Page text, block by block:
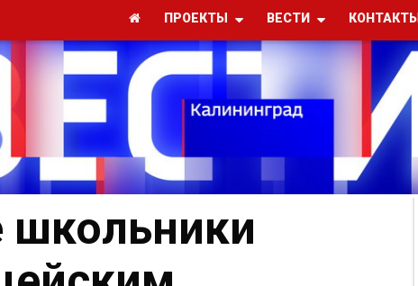
ПРОЕКТЫ ВЕСТИ КОНТАКТЫ
школьники